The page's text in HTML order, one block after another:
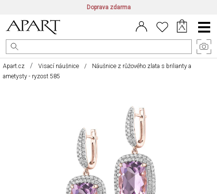
Doprava zdarma
CZ/CZK | EN/EUR PL/PLN
Main
Menu
Apart.cz Visací náušnice
Náušnice z růžového zlata s brilianty a
ametysty - ryzost 585